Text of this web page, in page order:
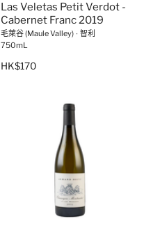
Las Veletas Petit Verdot -
Cabernet Franc 2019
毛萊谷 (Maule Valley) ∙ 智利
750mL
HK$170